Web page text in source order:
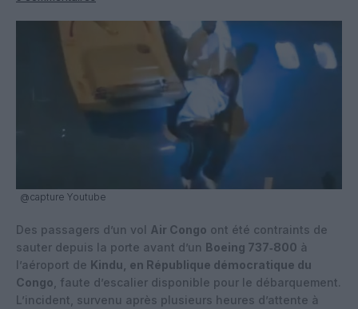
@capture Youtube
Des passagers d’un vol Air Congo ont été contraints de
sauter depuis la porte avant d’un Boeing 737‑800 à
l’aéroport de Kindu, en République démocratique du
Congo , faute d’escalier disponible pour le débarquement.
L’incident, survenu après plusieurs heures d’attente à